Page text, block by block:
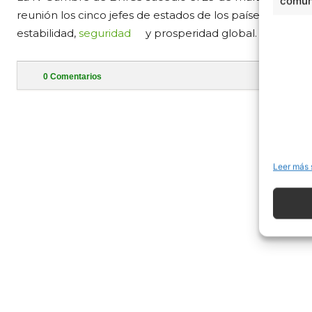
Leer más
reunión los cinco jefes de estados de los países
estabilidad, seguridad y prosperidad global.
0 Comentarios